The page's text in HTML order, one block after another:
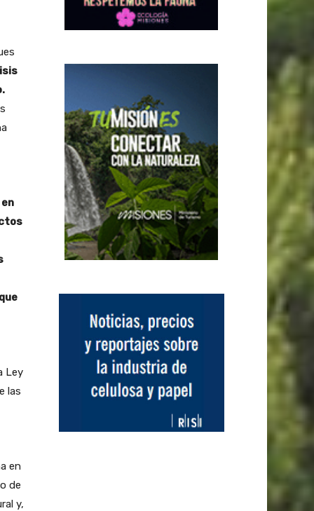
Ley
las
en
de
y,